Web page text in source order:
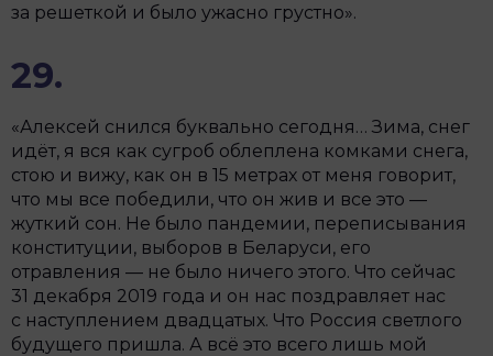
за решеткой и было ужасно грустно».
29.
«Алексей снился буквально сегодня… Зима, снег
идёт, я вся как сугроб облеплена комками снега,
стою и вижу, как он в 15 метрах от меня говорит,
что мы все победили, что он жив и все это —
жуткий сон. Не было пандемии, переписывания
конституции, выборов в Беларуси, его
отравления — не было ничего этого. Что сейчас
31 декабря 2019 года и он нас поздравляет нас
с наступлением двадцатых. Что Россия светлого
будущего пришла. А всё это всего лишь мой